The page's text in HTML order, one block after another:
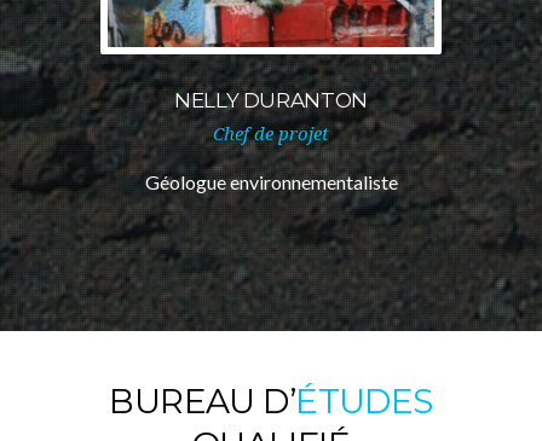
NELLY DURANTON
Chef de projet
Géologue environnementaliste
BUREAU D’ÉTUDES